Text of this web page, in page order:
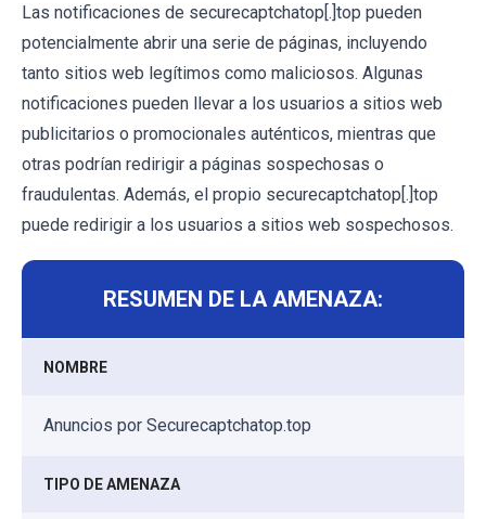
Las notificaciones de securecaptchatop[.]top pueden
potencialmente abrir una serie de páginas, incluyendo
tanto sitios web legítimos como maliciosos. Algunas
notificaciones pueden llevar a los usuarios a sitios web
publicitarios o promocionales auténticos, mientras que
otras podrían redirigir a páginas sospechosas o
fraudulentas. Además, el propio securecaptchatop[.]top
puede redirigir a los usuarios a sitios web sospechosos.
RESUMEN DE LA AMENAZA:
NOMBRE
Anuncios por Securecaptchatop.top
TIPO DE AMENAZA